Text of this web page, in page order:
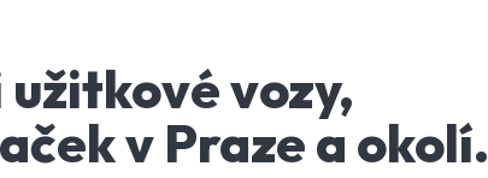
vozy,
v Praze a okolí.